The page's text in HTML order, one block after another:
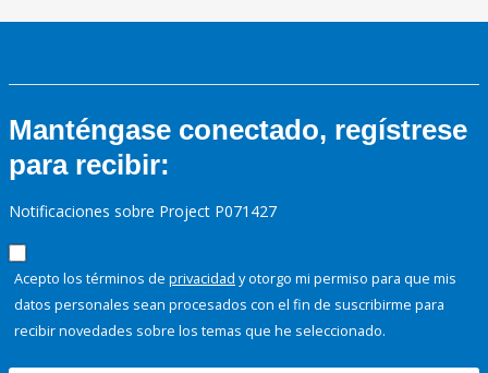
Manténgase conectado, regístrese
para recibir:
Notificaciones sobre Project P071427
Acepto los términos de privacidad y otorgo mi permiso para que mis
datos personales sean procesados con el fin de suscribirme para
recibir novedades sobre los temas que he seleccionado.